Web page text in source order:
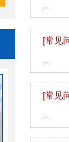
...
[常见
...
[常见
...